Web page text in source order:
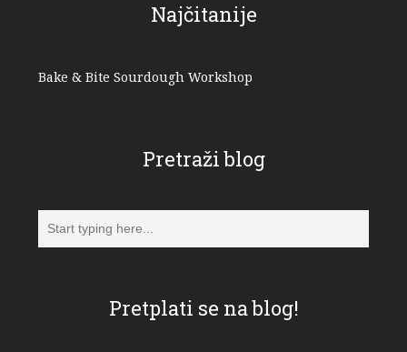
Najčitanije
Bake & Bite Sourdough Workshop
Pretraži blog
Pretplati se na blog!